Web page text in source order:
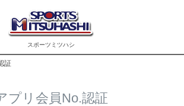
スポーツミツハシ
証
プリ会員No.認証